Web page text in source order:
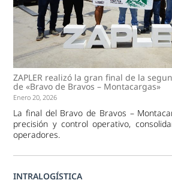
ZAPLER realizó la gran final de la
de «Bravo de Bravos – Montacargas»
Enero 20, 2026
La final del Bravo de Bravos –
precisión y control operativo,
operadores.
INTRALOGÍSTICA